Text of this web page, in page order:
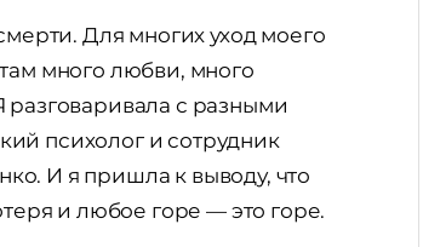
Для многих уход моего
много любви, много
разговаривала с разными
психолог и сотрудник
И я пришла к выводу, что
и любое горе — это горе.